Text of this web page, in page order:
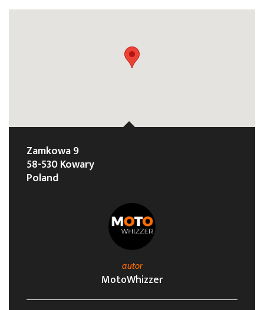
Zamkowa 9
58-530 Kowary
Poland
autor
MotoWhizzer